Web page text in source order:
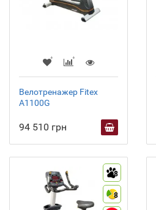
Велотренажер Fitex
A1100G
94 510 грн
8
8